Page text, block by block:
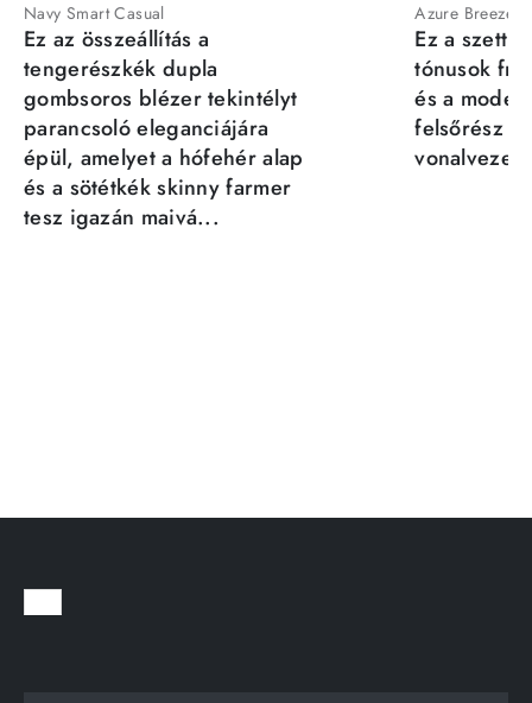
Navy Smart Casual
Ez az összeállítás a
tengerészkék dupla
gombsoros blézer tekintélyt
parancsoló eleganciájára
épül, amelyet a hófehér alap
és a sötétkék skinny farmer
tesz igazán maivá...
Azure Breeze
Ez a szett
tónusok
és a
felsőrész